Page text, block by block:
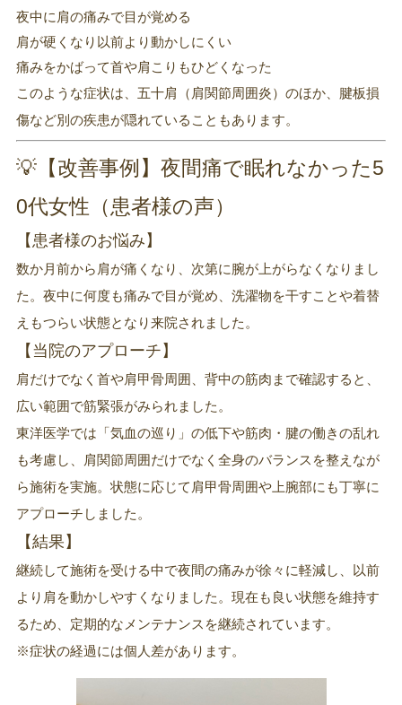
夜中に肩の痛みで目が覚める
肩が硬くなり以前より動かしにくい
痛みをかばって首や肩こりもひどくなった
このような症状は、五十肩（肩関節周囲炎）のほか、腱板損
傷など別の疾患が隠れていることもあります。
💡【改善事例】夜間痛で眠れなかった5
0代女性（患者様の声）
【患者様のお悩み】
数か月前から肩が痛くなり、次第に腕が上がらなくなりまし
た。夜中に何度も痛みで目が覚め、洗濯物を干すことや着替
えもつらい状態となり来院されました。
【当院のアプローチ】
肩だけでなく首や肩甲骨周囲、背中の筋肉まで確認すると、
広い範囲で筋緊張がみられました。
東洋医学では「気血の巡り」の低下や筋肉・腱の働きの乱れ
も考慮し、肩関節周囲だけでなく全身のバランスを整えなが
ら施術を実施。状態に応じて肩甲骨周囲や上腕部にも丁寧に
アプローチしました。
【結果】
継続して施術を受ける中で夜間の痛みが徐々に軽減し、以前
より肩を動かしやすくなりました。現在も良い状態を維持す
るため、定期的なメンテナンスを継続されています。
※症状の経過には個人差があります。